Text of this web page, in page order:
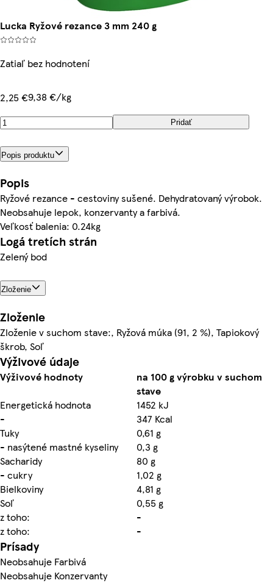
Lucka Ryžové rezance 3 mm 240 g
Zatiaľ bez hodnotení
2,25 €9,38 €/kg
Pridať
Popis produktu
Popis
Ryžové rezance - cestoviny sušené. Dehydratovaný výrobok.
Neobsahuje lepok, konzervanty a farbivá.
Veľkosť balenia: 0.24kg
Logá tretích strán
Zelený bod
Zloženie
Zloženie
Zloženie v suchom stave:, Ryžová múka (91, 2 %), Tapiokový
škrob, Soľ
Výživové údaje
Výživové hodnoty
na 100 g výrobku v suchom
stave
Energetická hodnota
1452 kJ
-
347 Kcal
Tuky
0,61 g
- nasýtené mastné kyseliny
0,3 g
Sacharidy
80 g
- cukry
1,02 g
Bielkoviny
4,81 g
Soľ
0,55 g
z toho:
-
z toho:
-
Prísady
Neobsahuje Farbivá
Neobsahuje Konzervanty